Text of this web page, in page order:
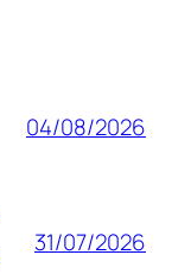
04/08/2026
31/07/2026